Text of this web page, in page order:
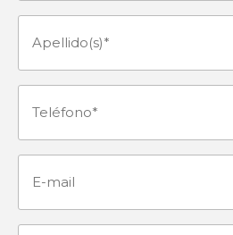
Apellido(s)
Teléfono (Obligatorio)